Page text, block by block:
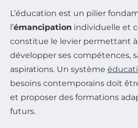
L’éducation est un pilier
l’émancipation individuelle et
constitue le levier permettant
développer ses compétences,
aspirations. Un système
besoins contemporains doit
et proposer des formations
futurs.